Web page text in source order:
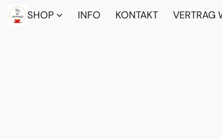
SHOP INFO KONTAKT VERTRAG